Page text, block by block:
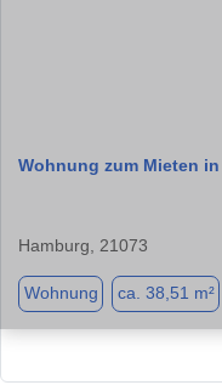
Wohnung zum Mieten in
Hamburg, 21073
Wohnung ca. 38,51 m²